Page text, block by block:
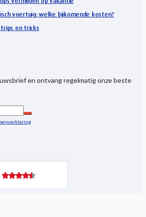
voertuig: welke bijkomende kosten?
en tricks
en ontvang regelmatig onze beste